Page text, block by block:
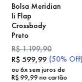
Bolsa Meridian
Ii Flap
Crossbody
Preto
R$1.199,90
R$ 599,99 (50% Off)
ou 6x sem juros de
R$ 99,99no cartão